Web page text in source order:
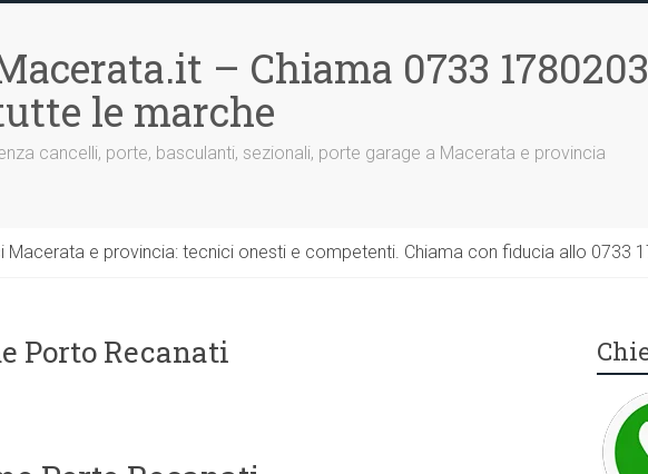
– Chiama 0733
le marche
cancelli, porte, basculanti, sezionali, porte garage a Macerata e provincia
e provincia: tecnici onesti e competenti. Chiama con fiducia allo 0733
Porto Recanati